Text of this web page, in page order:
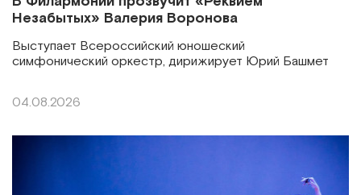
Незабытых» Валерия Воронова
Выступает Всероссийский юношеский
симфонический оркестр, дирижирует Юрий Башмет
04.08.2026